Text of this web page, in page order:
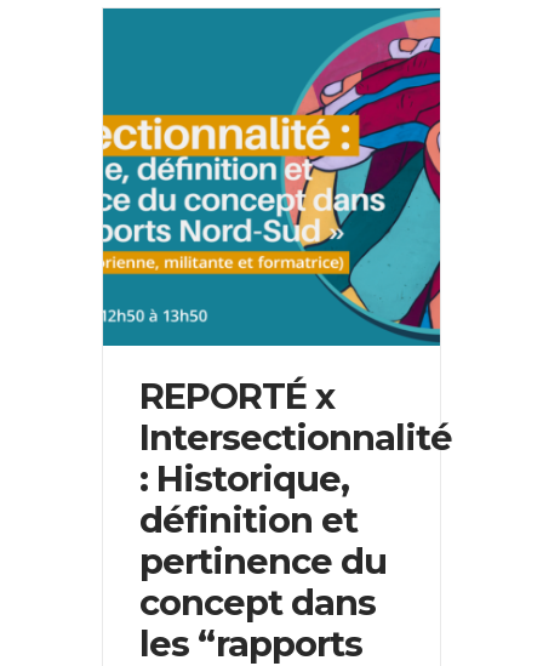
REPORTÉ x
Intersectionnalité
: Historique,
définition et
pertinence du
concept dans
les “rapports